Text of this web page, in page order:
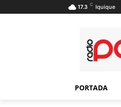
17.3 C Iquique
PORTADA